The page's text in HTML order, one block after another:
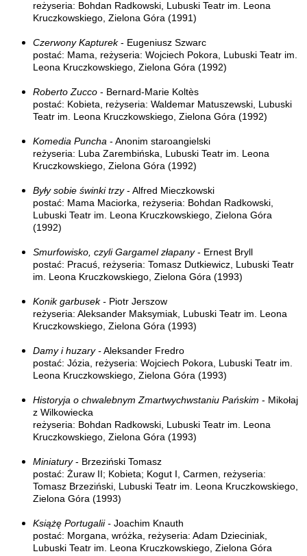
reżyseria: Bohdan Radkowski, Lubuski Teatr im. Leona
Kruczkowskiego, Zielona Góra (1991)
Czerwony Kapturek- Eugeniusz Szwarc
postać: Mama, reżyseria: Wojciech Pokora, Lubuski Teatr im.
Leona Kruczkowskiego, Zielona Góra (1992)
Roberto Zucco - Bernard-Marie Koltès
postać: Kobieta, reżyseria: Waldemar Matuszewski, Lubuski
Teatr im. Leona Kruczkowskiego, Zielona Góra (1992)
Komedia Puncha - Anonim staroangielski
reżyseria: Luba Zarembińska, Lubuski Teatr im. Leona
Kruczkowskiego, Zielona Góra (1992)
Były sobie świnki trzy- Alfred Mieczkowski
postać: Mama Maciorka, reżyseria: Bohdan Radkowski,
Lubuski Teatr im. Leona Kruczkowskiego, Zielona Góra
(1992)
Smurfowisko, czyli Gargamel złapany- Ernest Bryll
postać: Pracuś, reżyseria: Tomasz Dutkiewicz, Lubuski Teatr
im. Leona Kruczkowskiego, Zielona Góra (1993)
Konik garbusek - Piotr Jerszow
reżyseria: Aleksander Maksymiak, Lubuski Teatr im. Leona
Kruczkowskiego, Zielona Góra (1993)
Damy i huzary -Aleksander Fredro
postać: Józia, reżyseria: Wojciech Pokora, Lubuski Teatr im.
Leona Kruczkowskiego, Zielona Góra (1993)
Historyja o chwalebnym Zmartwychwstaniu Pańskim - Mikołaj
z Wilkowiecka
reżyseria: Bohdan Radkowski, Lubuski Teatr im. Leona
Kruczkowskiego, Zielona Góra (1993)
Miniatury- Brzeziński Tomasz
postać: Żuraw II; Kobieta; Kogut I, Carmen, reżyseria:
Tomasz Brzeziński, Lubuski Teatr im. Leona Kruczkowskiego,
Zielona Góra (1993)
Książę Portugalii - Joachim Knauth
postać: Morgana, wróżka, reżyseria: Adam Dzieciniak,
Lubuski Teatr im. Leona Kruczkowskiego, Zielona Góra